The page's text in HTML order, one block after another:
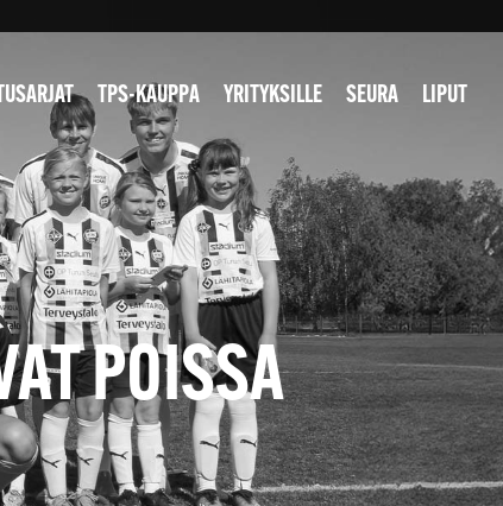
TPS-KAUPPA YRITYKSILLE SEURA LIPUT
POISSA